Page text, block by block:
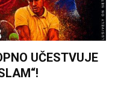
UČESTVUJE